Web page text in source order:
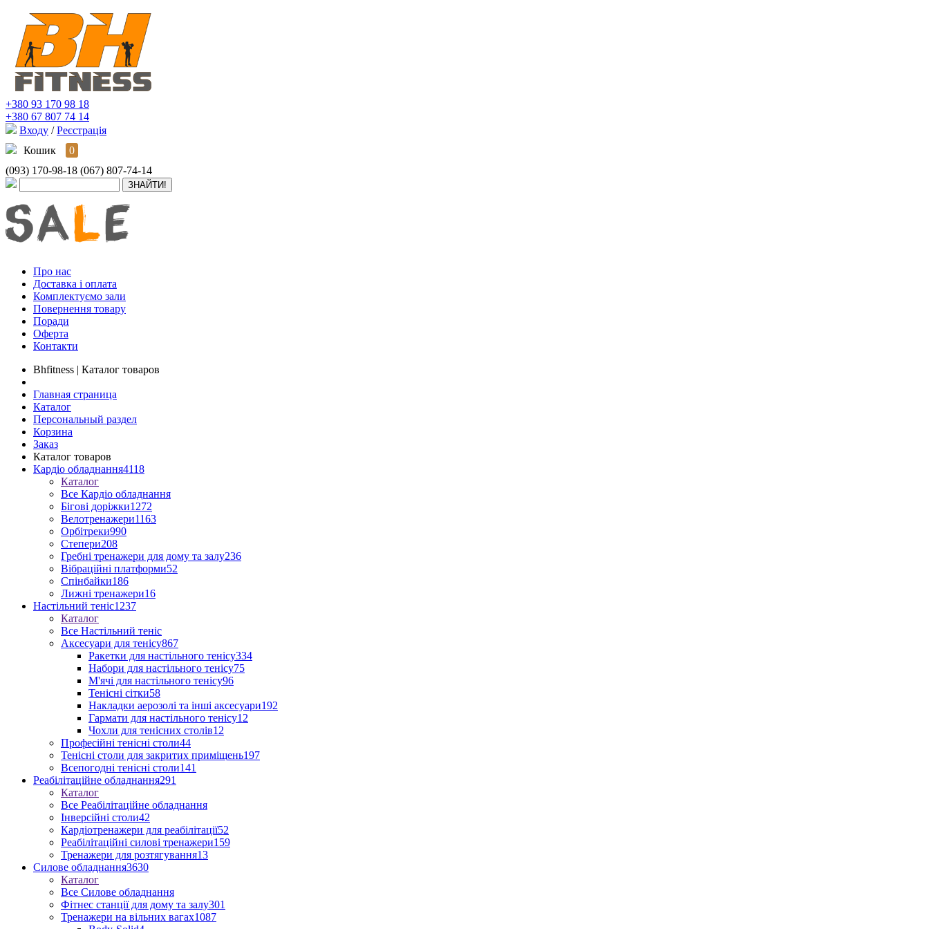
+380 93 170 98 18
+380 67 807 74 14
Входу / Реєстрація
Кошик
0
(093) 170-98-18 (067) 807-74-14
Про нас
Доставка і оплата
Комплектуємо зали
Повернення товару
Поради
Оферта
Контакти
Bhfitness | Каталог товаров
Главная страница
Каталог
Персональный раздел
Корзина
Заказ
Каталог товаров
Кардіо обладнання4118
Каталог
Все Кардіо обладнання
Бігові доріжки1272
Велотренажери1163
Орбітреки990
Степери208
Гребні тренажери для дому та залу236
Вібраційні платформи52
Спінбайки186
Лижні тренажери16
Настільний теніс1237
Каталог
Все Настільний теніс
Аксесуари для тенісу867
Ракетки для настільного тенісу334
Набори для настільного тенісу75
М'ячі для настільного тенісу96
Тенісні сітки58
Накладки аерозолі та інші аксесуари192
Гармати для настільного тенісу12
Чохли для тенісних столів12
Професійні тенісні столи44
Тенісні столи для закритих приміщень197
Всепогодні тенісні столи141
Реабілітаційне обладнання291
Каталог
Все Реабілітаційне обладнання
Інверсійні столи42
Кардіотренажери для реабілітації52
Реабілітаційні силові тренажери159
Тренажери для розтягування13
Силове обладнання3630
Каталог
Все Силове обладнання
Фітнес станції для дому та залу301
Тренажери на вільних вагах1087